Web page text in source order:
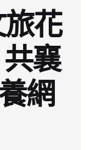
花
襄
網